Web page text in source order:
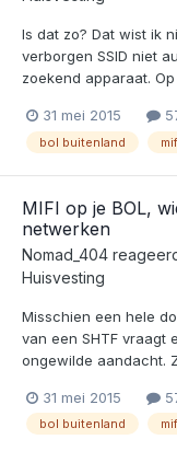
Is dat zo? Dat wist ik
verborgen SSID niet
zoekend apparaat.
31 mei 2015
bol buitenland
MIFI op je BOL,
netwerken
Nomad_404
Huisvesting
Misschien een hele
van een SHTF vraagt
ongewilde aandacht.
31 mei 2015
bol buitenland